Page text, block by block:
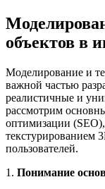
объектов в
Моделирование и
важной частью
реалистичные и
рассмотрим
оптимизации
текстурированием
пользователей.
1. Понимание